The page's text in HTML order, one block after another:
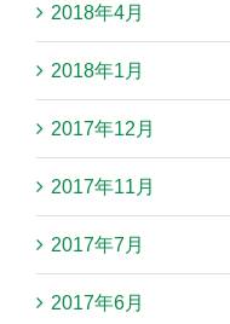
2018年4月
2018年1月
2017年12月
2017年11月
2017年7月
2017年6月